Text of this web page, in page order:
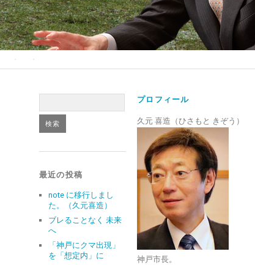
最近の投稿
note に移行しまし
た。（久元喜造）
ブレることなく 未来
へ
「神戸にクマ出現」
を「想定内」に
プロフィール
久元 喜造（ひさもと きぞう）
神戸市長。